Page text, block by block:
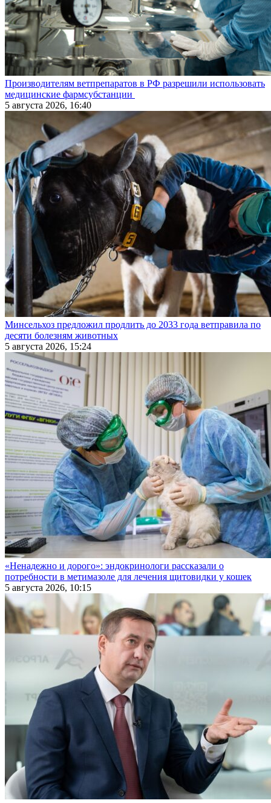
Производителям ветпрепаратов в РФ разрешили использовать
медицинские фармсубстанции
5 августа 2026, 16:40
Минсельхоз предложил продлить до 2033 года ветправила по
десяти болезням животных
5 августа 2026, 15:24
«Ненадежно и дорого»: эндокринологи рассказали о
потребности в метимазоле для лечения щитовидки у кошек
5 августа 2026, 10:15